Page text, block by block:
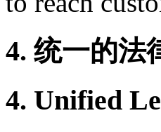
4. 统一的法
4. Unified